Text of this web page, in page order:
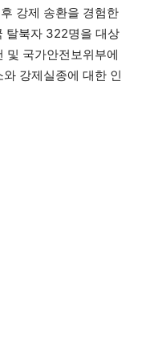
강제 송환을 경험한
탈북자 322명을 대상
및 국가안전보위부에
강제실종에 대한 인